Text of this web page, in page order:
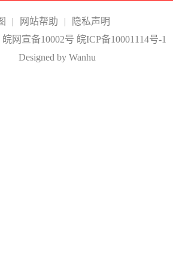
| 网站帮助 |
隐私声明
网宣备10002号 皖ICP备10001114号-1
Designed by Wanhu